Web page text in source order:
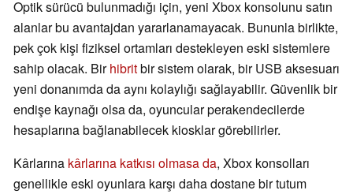
Optik sürücü bulunmadığı için, yeni Xbox konsolunu satın
alanlar bu avantajdan yararlanamayacak. Bununla birlikte,
pek çok kişi fiziksel ortamları destekleyen eski sistemlere
sahip olacak. Birhibritbir sistem olarak, bir USB aksesuarı
yeni donanımda da aynı kolaylığı sağlayabilir. Güvenlik bir
endişe kaynağı olsa da, oyuncular perakendecilerde
hesaplarına bağlanabilecek kiosklar görebilirler.
Kârlarına kârlarına katkısı olmasa da, Xbox konsolları
genellikle eski oyunlara karşı daha dostane bir tutum